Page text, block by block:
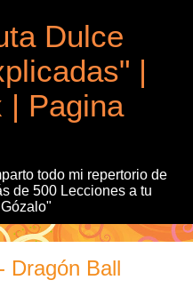
Dulce
|
| Pagina
todo mi repertorio de
de 500 Lecciones a tu
Dragón Ball